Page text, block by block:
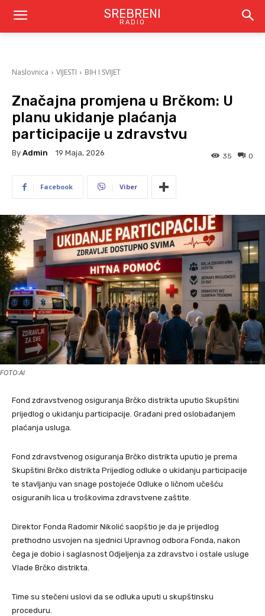
SREBRENI
RADIO
Naslovnica VIJESTI BIH I SVIJET
Značajna promjena u Brčkom: U
planu ukidanje plaćanja
participacije u zdravstvu
By Admin 19 Maja, 2026 0
35
Facebook Viber
FOTO:AI
Fond zdravstvenog osiguranja Brčko distrikta uputio Skupštini
prijedlog o ukidanju participacije. Građani pred oslobađanjem
plaćanja usluga.
Fond zdravstvenog osiguranja Brčko distrikta uputio je prema
Skupštini Brčko distrikta Prijedlog odluke o ukidanju participacije
te stavljanju van snage postojeće Odluke o ličnom učešću
osiguranih lica u troškovima zdravstvene zaštite.
Direktor Fonda Radomir Nikolić saopštio je da je prijedlog
prethodno usvojen na sjednici Upravnog odbora Fonda, nakon
čega je dobio i saglasnost Odjeljenja za zdravstvo i ostale usluge
Vlade Brčko distrikta.
Time su stečeni uslovi da se odluka uputi u skupštinsku
proceduru.